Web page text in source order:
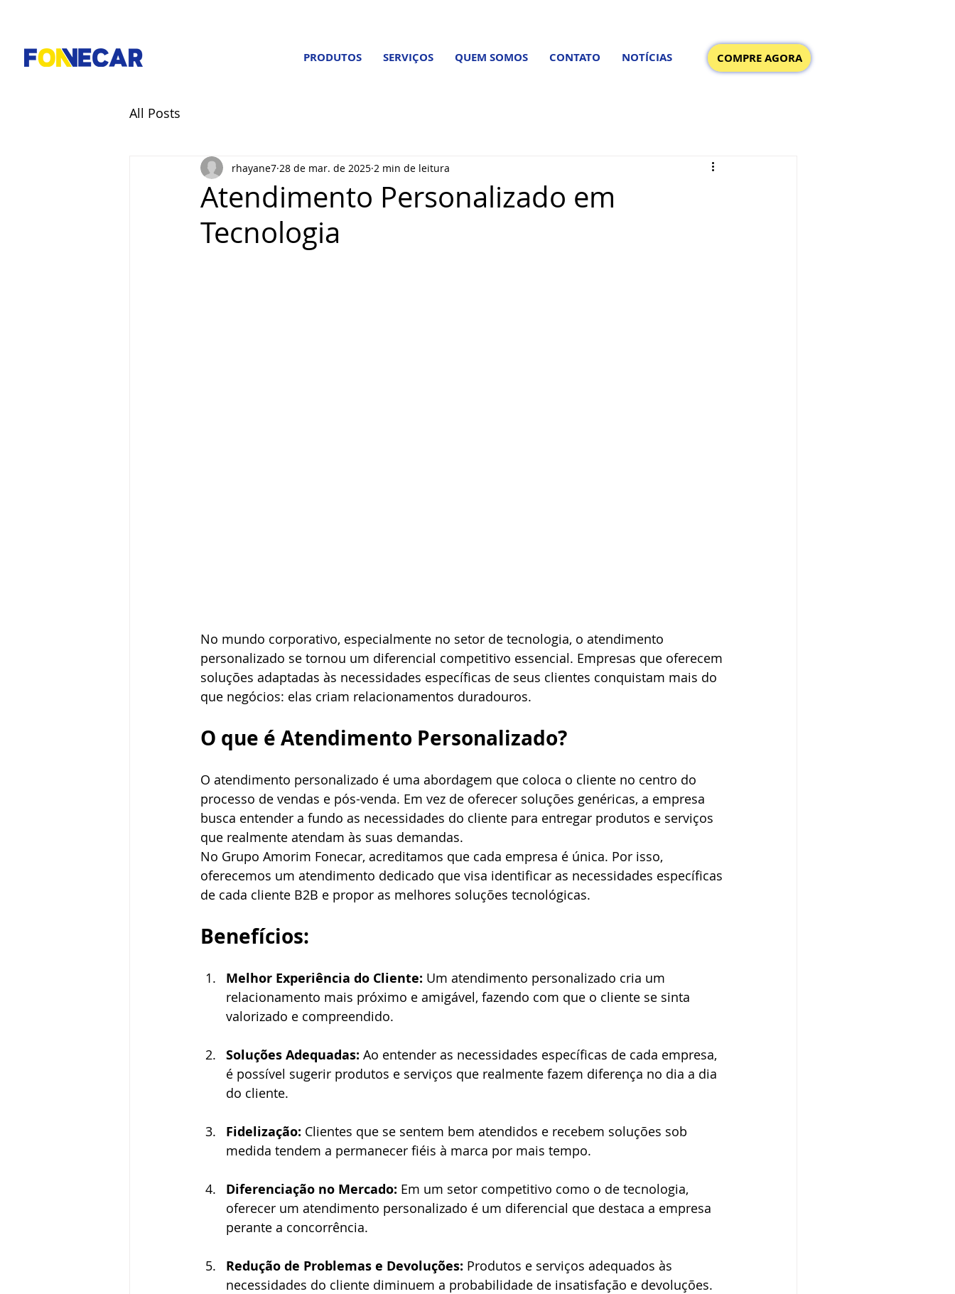
PRODUTOS SERVIÇOS QUEM SOMOS CONTATO NOTÍCIAS COMPRE AGORA
All Posts
Atendimento Personalizado em
Tecnologia
rhayane7 28 de mar. de 2025 2 min de leitura
No mundo corporativo, especialmente no setor de tecnologia, o atendimento
personalizado se tornou um diferencial competitivo essencial. Empresas que oferecem
soluções adaptadas às necessidades específicas de seus clientes conquistam mais do
que negócios: elas criam relacionamentos duradouros.
O que é Atendimento Personalizado?
O atendimento personalizado é uma abordagem que coloca o cliente no centro do
processo de vendas e pós-venda. Em vez de oferecer soluções genéricas, a empresa
busca entender a fundo as necessidades do cliente para entregar produtos e serviços
que realmente atendam às suas demandas.
No Grupo Amorim Fonecar, acreditamos que cada empresa é única. Por isso,
oferecemos um atendimento dedicado que visa identificar as necessidades específicas
de cada cliente B2B e propor as melhores soluções tecnológicas.
Benefícios:
Melhor Experiência do Cliente: Um atendimento personalizado cria um
relacionamento mais próximo e amigável, fazendo com que o cliente se sinta
valorizado e compreendido.
Soluções Adequadas: Ao entender as necessidades específicas de cada empresa,
é possível sugerir produtos e serviços que realmente fazem diferença no dia a dia
do cliente.
Fidelização: Clientes que se sentem bem atendidos e recebem soluções sob
medida tendem a permanecer fiéis à marca por mais tempo.
Diferenciação no Mercado: Em um setor competitivo como o de tecnologia,
oferecer um atendimento personalizado é um diferencial que destaca a empresa
perante a concorrência.
Redução de Problemas e Devoluções: Produtos e serviços adequados às
necessidades do cliente diminuem a probabilidade de insatisfação e devoluções.